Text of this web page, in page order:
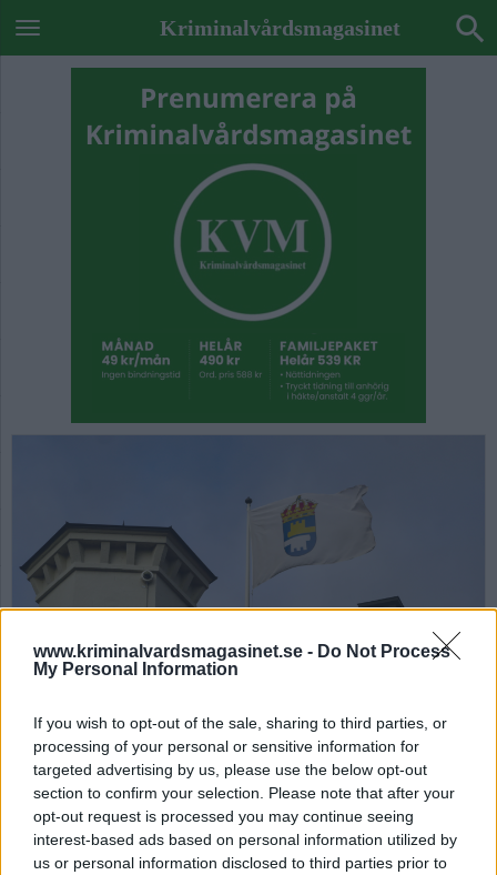
www.kriminalvardsmagasinet.se - Do Not Process
My Personal Information
If you wish to opt-out of the sale, sharing to third parties, or
processing of your personal or sensitive information for
targeted advertising by us, please use the below opt-out
section to confirm your selection. Please note that after your
opt-out request is processed you may continue seeing
interest-based ads based on personal information utilized by
us or personal information disclosed to third parties prior to
Kriminalvårdsmagasinet
Fängelse utan
återanpassning – en
tickande bomb som
snart smäller